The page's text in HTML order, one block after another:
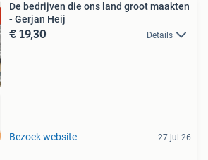
De bedrijven die ons land groot maakten
- Gerjan Heij
€ 19,30 Details
Bezoek website 27 jul 26